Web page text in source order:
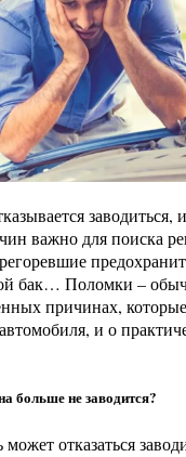
заводиться,
важно для поиска
бак… Поломки –
причинах,
и о
больше не заводится?
отказаться